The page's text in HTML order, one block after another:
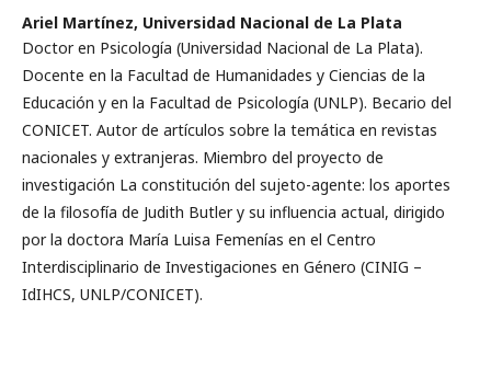
Ariel Martínez, Universidad Nacional de La Plata
Doctor en Psicología (Universidad Nacional de La Plata).
Docente en la Facultad de Humanidades y Ciencias de la
Educación y en la Facultad de Psicología (UNLP). Becario del
CONICET. Autor de artículos sobre la temática en revistas
nacionales y extranjeras. Miembro del proyecto de
investigación La constitución del sujeto-agente: los aportes
de la filosofía de Judith Butler y su influencia actual, dirigido
por la doctora María Luisa Femenías en el Centro
Interdisciplinario de Investigaciones en Género (CINIG –
IdIHCS, UNLP/CONICET).